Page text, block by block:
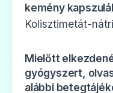
kemény
Kolisztimetát-
Mielőtt
gyógyszert,
alábbi